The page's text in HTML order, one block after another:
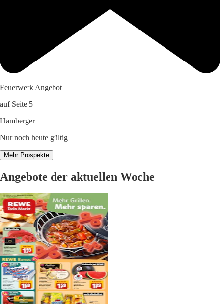
Feuerwerk Angebot
auf Seite 5
Hamberger
Nur noch heute gültig
Mehr Prospekte
Angebote der aktuellen Woche